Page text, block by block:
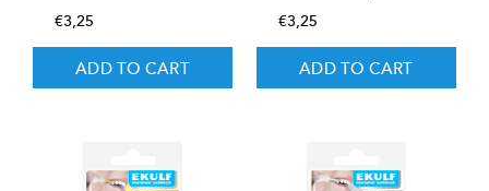
€3,25
ADD TO CART
€3,25
ADD TO CART